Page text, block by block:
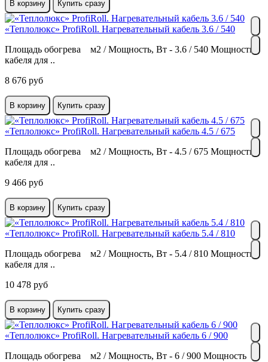
В корзину Купить сразу
«Теплолюкс» ProfiRoll. Нагревательный кабель 3.6 / 540
Площадь обогрева м2 / Мощность, Вт - 3.6 / 540 Мощность
кабеля для ..
8 676 руб
В корзину Купить сразу
«Теплолюкс» ProfiRoll. Нагревательный кабель 4.5 / 675
Площадь обогрева м2 / Мощность, Вт - 4.5 / 675 Мощность
кабеля для ..
9 466 руб
В корзину Купить сразу
«Теплолюкс» ProfiRoll. Нагревательный кабель 5.4 / 810
Площадь обогрева м2 / Мощность, Вт - 5.4 / 810 Мощность
кабеля для ..
10 478 руб
В корзину Купить сразу
«Теплолюкс» ProfiRoll. Нагревательный кабель 6 / 900
Площадь обогрева м2 / Мощность, Вт - 6 / 900 Мощность